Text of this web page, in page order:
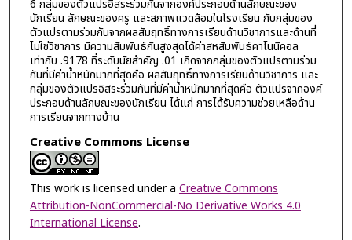
6 กลุ่มของตัวแปรอิสระร่วมกันจากองค์ประกอบด้านลักษณะของ
นักเรียน ลักษณะของครู และสภาพแวดล้อมในโรงเรียน กับกลุ่มของ
ตัวแปรตามร่วมกันจากผลสัมฤทธิ์ทางการเรียนด้านวิชาการและด้านที่
ไม่ใช่วิชาการ มีความสัมพันธ์กันสูงสุดได้ค่าสหสัมพันธ์คาโนนิคอล
เท่ากับ .9178 ที่ระดับนัยสำคัญ .01 เกิดจากกลุ่มของตัวแปรตามร่วม
กันที่มีค่าน้ำหนักมากที่สุดคือ ผลสัมฤทธิ์ทางการเรียนด้านวิชาการ และ
กลุ่มของตัวแปรอิสระร่วมกันที่มีค่าน้ำหนักมากที่สุดคือ ตัวแปรจากองค์
ประกอบด้านลักษณะของนักเรียน ได้แก่ การได้รับความช่วยเหลือด้าน
การเรียนจากทางบ้าน
Creative Commons License
This work is licensed under a Creative Commons
Attribution-NonCommercial-No Derivative Works 4.0
International License.